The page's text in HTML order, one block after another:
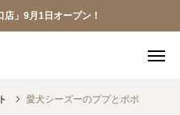
」9月1日オープン！
愛犬シーズーのププとポポ
アクセス